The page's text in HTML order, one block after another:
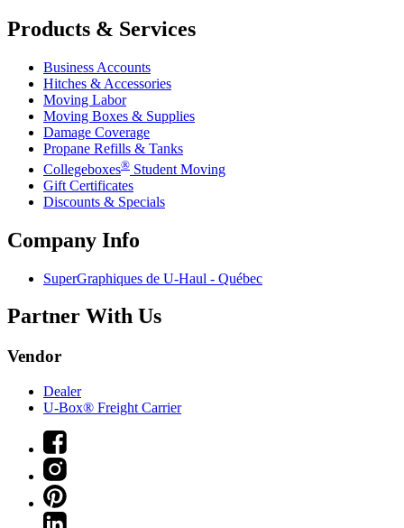
Products & Services
Business Accounts
Hitches & Accessories
Moving Labor
Moving Boxes & Supplies
Damage Coverage
Propane Refills & Tanks
Collegeboxes® Student Moving
Gift Certificates
Discounts & Specials
Company Info
SuperGraphiques de U-Haul - Québec
Partner With Us
Vendor
Dealer
U-Box® Freight Carrier